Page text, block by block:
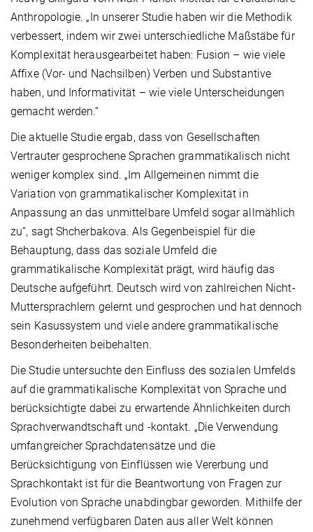
Anthropologie. „In unserer Studie haben wir die Methodik
verbessert, indem wir zwei unterschiedliche Maßstäbe für
Komplexität herausgearbeitet haben: Fusion – wie viele
Affixe (Vor- und Nachsilben) Verben und Substantive
haben, und Informativität – wie viele Unterscheidungen
gemacht werden.“
Die aktuelle Studie ergab, dass von Gesellschaften
Vertrauter gesprochene Sprachen grammatikalisch nicht
weniger komplex sind. „Im Allgemeinen nimmt die
Variation von grammatikalischer Komplexität in
Anpassung an das unmittelbare Umfeld sogar allmählich
zu“, sagt Shcherbakova. Als Gegenbeispiel für die
Behauptung, dass das soziale Umfeld die
grammatikalische Komplexität prägt, wird häufig das
Deutsche aufgeführt. Deutsch wird von zahlreichen Nicht-
Muttersprachlern gelernt und gesprochen und hat dennoch
sein Kasussystem und viele andere grammatikalische
Besonderheiten beibehalten.
Die Studie untersuchte den Einfluss des sozialen Umfelds
auf die grammatikalische Komplexität von Sprache und
berücksichtigte dabei zu erwartende Ähnlichkeiten durch
Sprachverwandtschaft und -kontakt. „Die Verwendung
umfangreicher Sprachdatensätze und die
Berücksichtigung von Einflüssen wie Vererbung und
Sprachkontakt ist für die Beantwortung von Fragen zur
Evolution von Sprache unabdingbar geworden. Mithilfe der
zunehmend verfügbaren Daten aus aller Welt können